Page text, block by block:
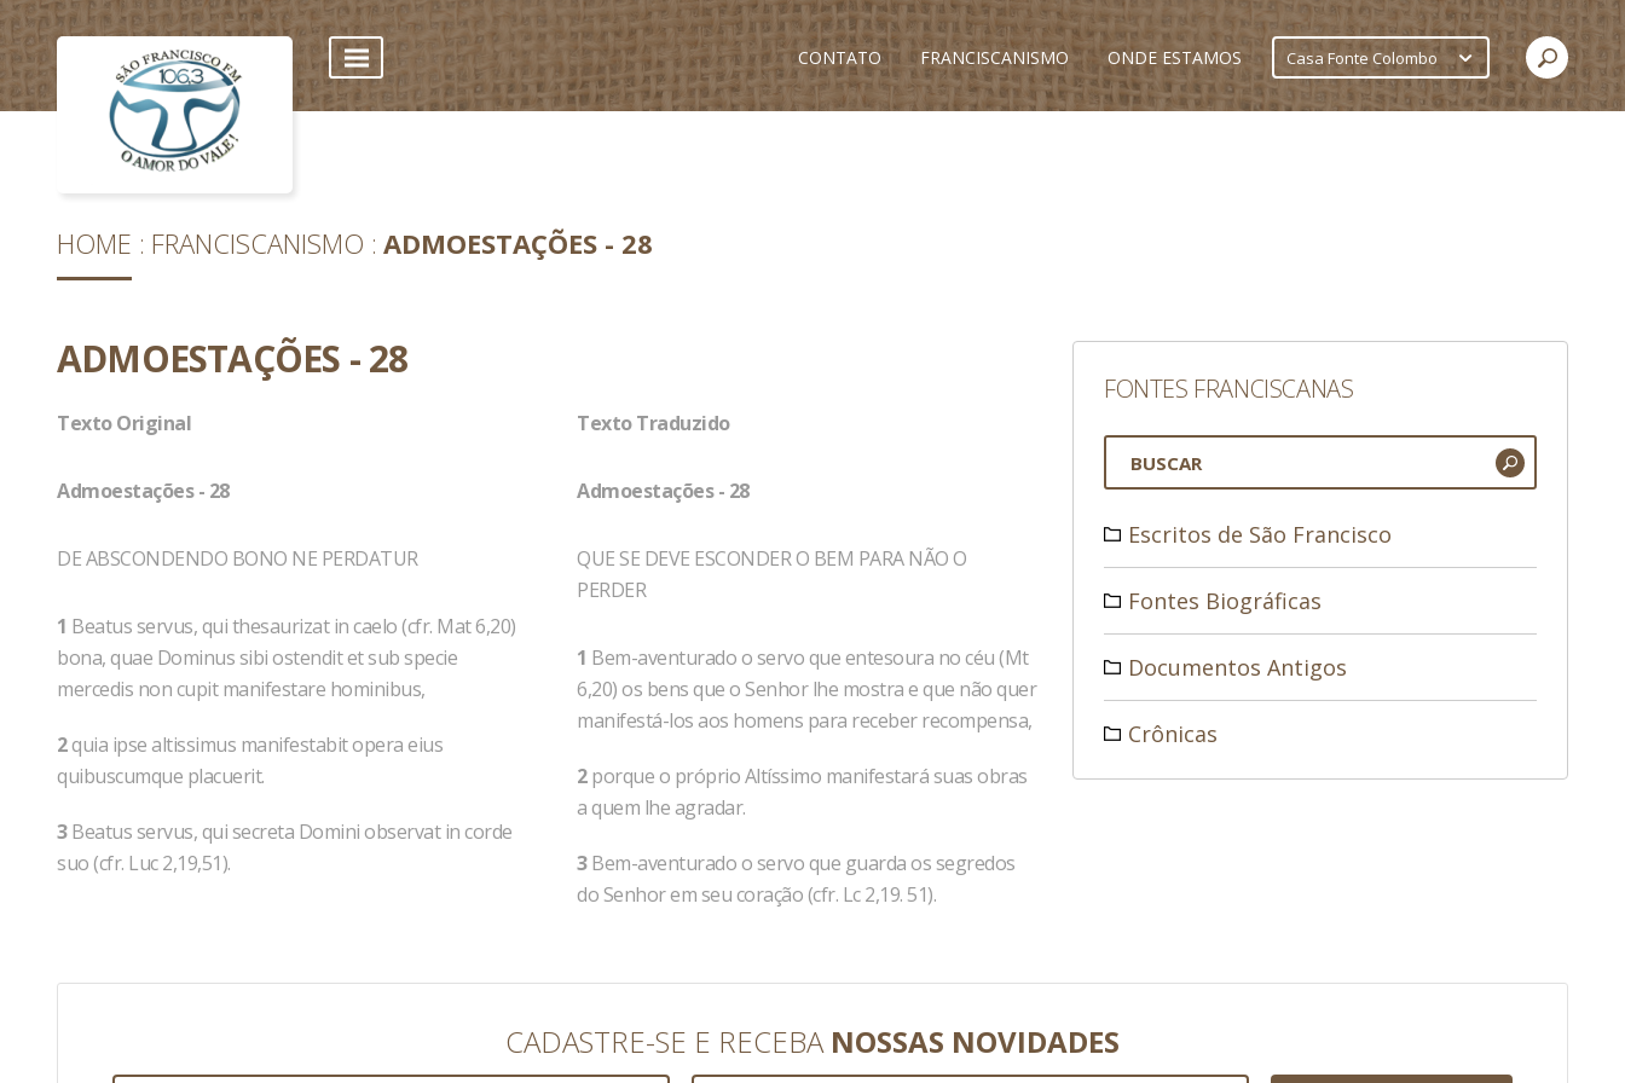
CONTATO FRANCISCANISMO ONDE ESTAMOS Casa Fonte Colombo
HOME FRANCISCANISMO ADMOESTAÇÕES - 28
ADMOESTAÇÕES - 28
Texto Original
Admoestações - 28
DE ABSCONDENDO BONO NE PERDATUR
1 Beatus servus, qui thesaurizat in caelo (cfr. Mat 6,20)
bona, quae Dominus sibi ostendit et sub specie
mercedis non cupit manifestare hominibus,
2quia ipse altissimus manifestabit opera eius
quibuscumque placuerit.
3Beatus servus, qui secreta Domini observat in corde
suo (cfr. Luc 2,19,51).
Texto Traduzido
Admoestações - 28
QUE SE DEVE ESCONDER O BEM PARA NÃO O
PERDER
1 Bem-aventurado o servo que entesoura no céu (Mt
6,20) os bens que o Senhor lhe mostra e que não quer
manifestá-los aos homens para receber recompensa,
2porque o próprio Altíssimo manifestará suas obras
a quem lhe agradar.
3Bem-aventurado o servo que guarda os segredos
do Senhor em seu coração (cfr. Lc 2,19. 51).
FONTES FRANCISCANAS
Escritos de São Francisco
Fontes Biográficas
Documentos Antigos
Crônicas
CADASTRE-SE E RECEBA NOSSAS NOVIDADES